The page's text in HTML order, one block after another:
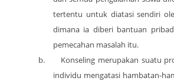
tertentu untuk diatasi sendiri
dimana ia diberi bantuan
pemecahan masalah itu.
b.
Konseling merupakan suatu
individu mengatasi hambatan-